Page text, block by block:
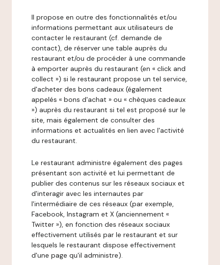
Il propose en outre des fonctionnalités et/ou
informations permettant aux utilisateurs de
contacter le restaurant (cf. demande de
contact), de réserver une table auprès du
restaurant et/ou de procéder à une commande
à emporter auprès du restaurant (en « click and
collect ») si le restaurant propose un tel service,
d'acheter des bons cadeaux (également
appelés « bons d'achat » ou « chèques cadeaux
») auprès du restaurant si tel est proposé sur le
site, mais également de consulter des
informations et actualités en lien avec l'activité
du restaurant.
Le restaurant administre également des pages
présentant son activité et lui permettant de
publier des contenus sur les réseaux sociaux et
d'interagir avec les internautes par
l'intermédiaire de ces réseaux (par exemple,
Facebook, Instagram et X (anciennement «
Twitter »), en fonction des réseaux sociaux
effectivement utilisés par le restaurant et sur
lesquels le restaurant dispose effectivement
d'une page qu'il administre).